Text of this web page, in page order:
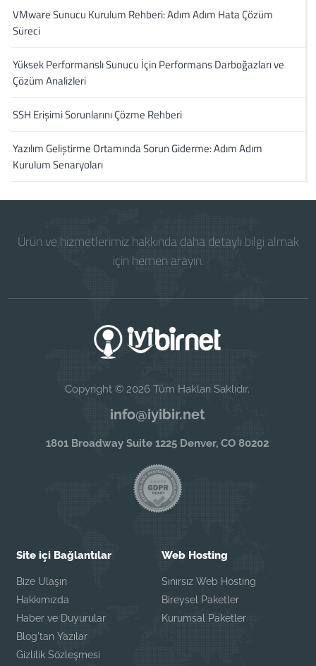
VMware Sunucu Kurulum Rehberi: Adım Adım Hata Çözüm
Süreci
Yüksek Performanslı Sunucu İçin Performans Darboğazları ve
Çözüm Analizleri
SSH Erişimi Sorunlarını Çözme Rehberi
Yazılım Geliştirme Ortamında Sorun Giderme: Adım Adım
Kurulum Senaryoları
Ürün ve hizmetlerimiz hakkında daha detaylı bilgi almak
için hemen arayın.
Copyright © 2026 Tüm Hakları Saklıdır.
info@iyibir.net
1801 Broadway Suite 1225 Denver, CO 80202
Site içi Bağlantılar
Bize Ulaşın
Hakkımızda
Haber ve Duyurular
Blog'tan Yazılar
Gizlilik Sözleşmesi
Web Hosting
Sınırsız Web Hosting
Bireysel Paketler
Kurumsal Paketler